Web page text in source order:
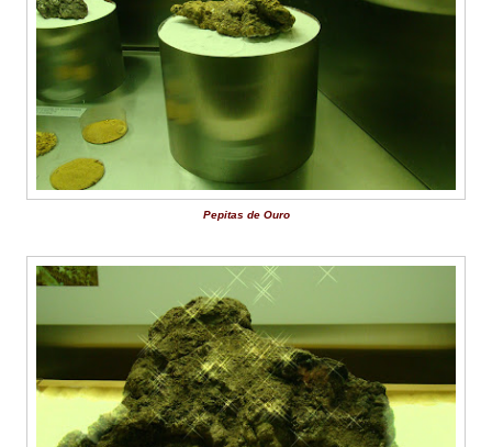
Pepitas de Ouro